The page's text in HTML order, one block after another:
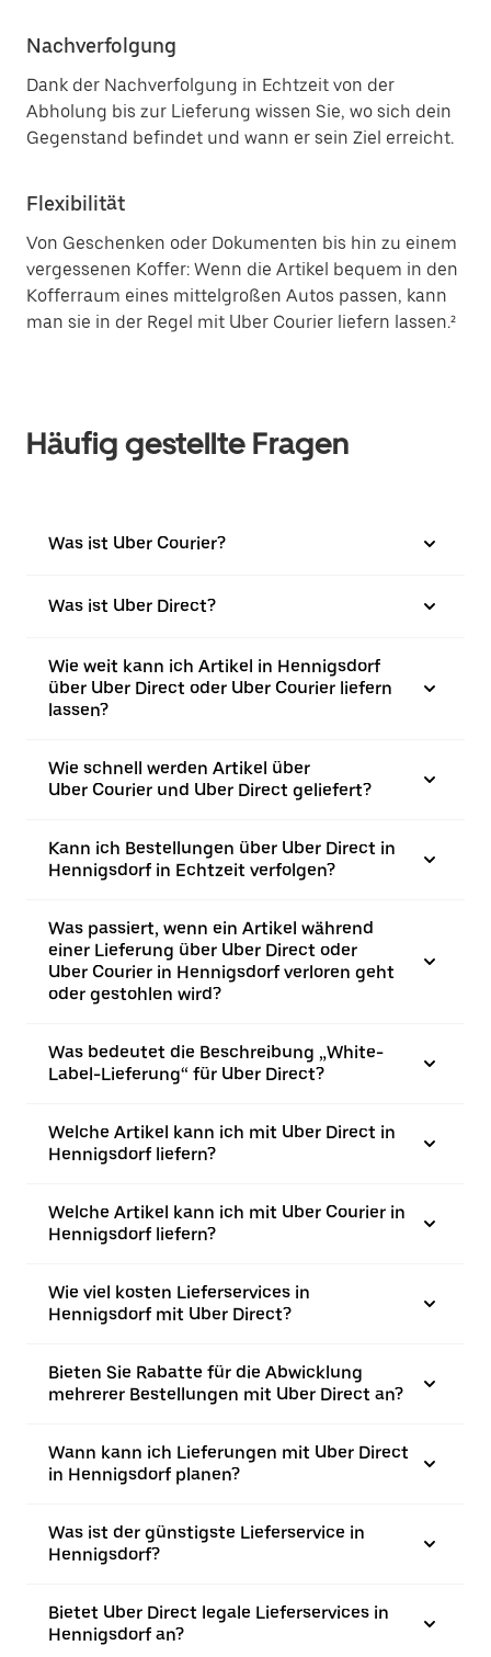
Nachverfolgung
Dank der Nachverfolgung in Echtzeit von der
Abholung bis zur Lieferung wissen Sie, wo sich dein
Gegenstand befindet und wann er sein Ziel erreicht.
Flexibilität
Von Geschenken oder Dokumenten bis hin zu einem
vergessenen Koffer: Wenn die Artikel bequem in den
Kofferraum eines mittelgroßen Autos passen, kann
man sie in der Regel mit Uber Courier liefern lassen.²
Häufig gestellte Fragen
Was ist Uber Courier?
Was ist Uber Direct?
Wie weit kann ich Artikel in Hennigsdorf
über Uber Direct oder Uber Courier liefern
lassen?
Wie schnell werden Artikel über
Uber Courier und Uber Direct geliefert?
Kann ich Bestellungen über Uber Direct in
Hennigsdorf in Echtzeit verfolgen?
Was passiert, wenn ein Artikel während
einer Lieferung über Uber Direct oder
Uber Courier in Hennigsdorf verloren geht
oder gestohlen wird?
Was bedeutet die Beschreibung „White-
Label-Lieferung“ für Uber Direct?
Welche Artikel kann ich mit Uber Direct in
Hennigsdorf liefern?
Welche Artikel kann ich mit Uber Courier in
Hennigsdorf liefern?
Wie viel kosten Lieferservices in
Hennigsdorf mit Uber Direct?
Bieten Sie Rabatte für die Abwicklung
mehrerer Bestellungen mit Uber Direct an?
Wann kann ich Lieferungen mit Uber Direct
in Hennigsdorf planen?
Was ist der günstigste Lieferservice in
Hennigsdorf?
Bietet Uber Direct legale Lieferservices in
Hennigsdorf an?